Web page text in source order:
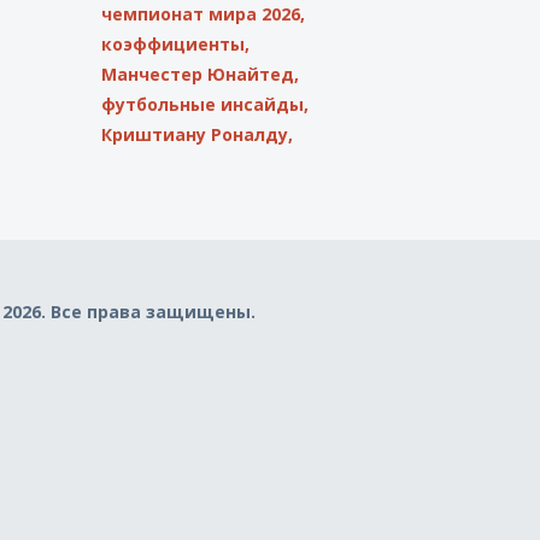
чемпионат мира 2026,
коэффициенты,
Манчестер Юнайтед,
футбольные инсайды,
Криштиану Роналду,
Все права защищены.